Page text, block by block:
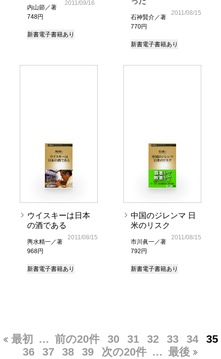
内山節／著
748円
2011/09/16
新書電子書籍あり
石神賢介／著
770円
2011/08/15
新書電子書籍あり
ウイスキーは日本
の酒である
輿水精一／著
968円
2011/08/15
新書電子書籍あり
中国のジレンマ 日
米のリスク
市川眞一／著
792円
2011/08/15
新書電子書籍あり
最初 … 前の20件 30 31 32 33 34
35
36
37 38 39 次の20件 … 最後